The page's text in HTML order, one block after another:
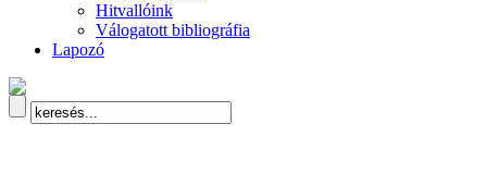
Hitvallóink
Válogatott bibliográfia
Lapozó